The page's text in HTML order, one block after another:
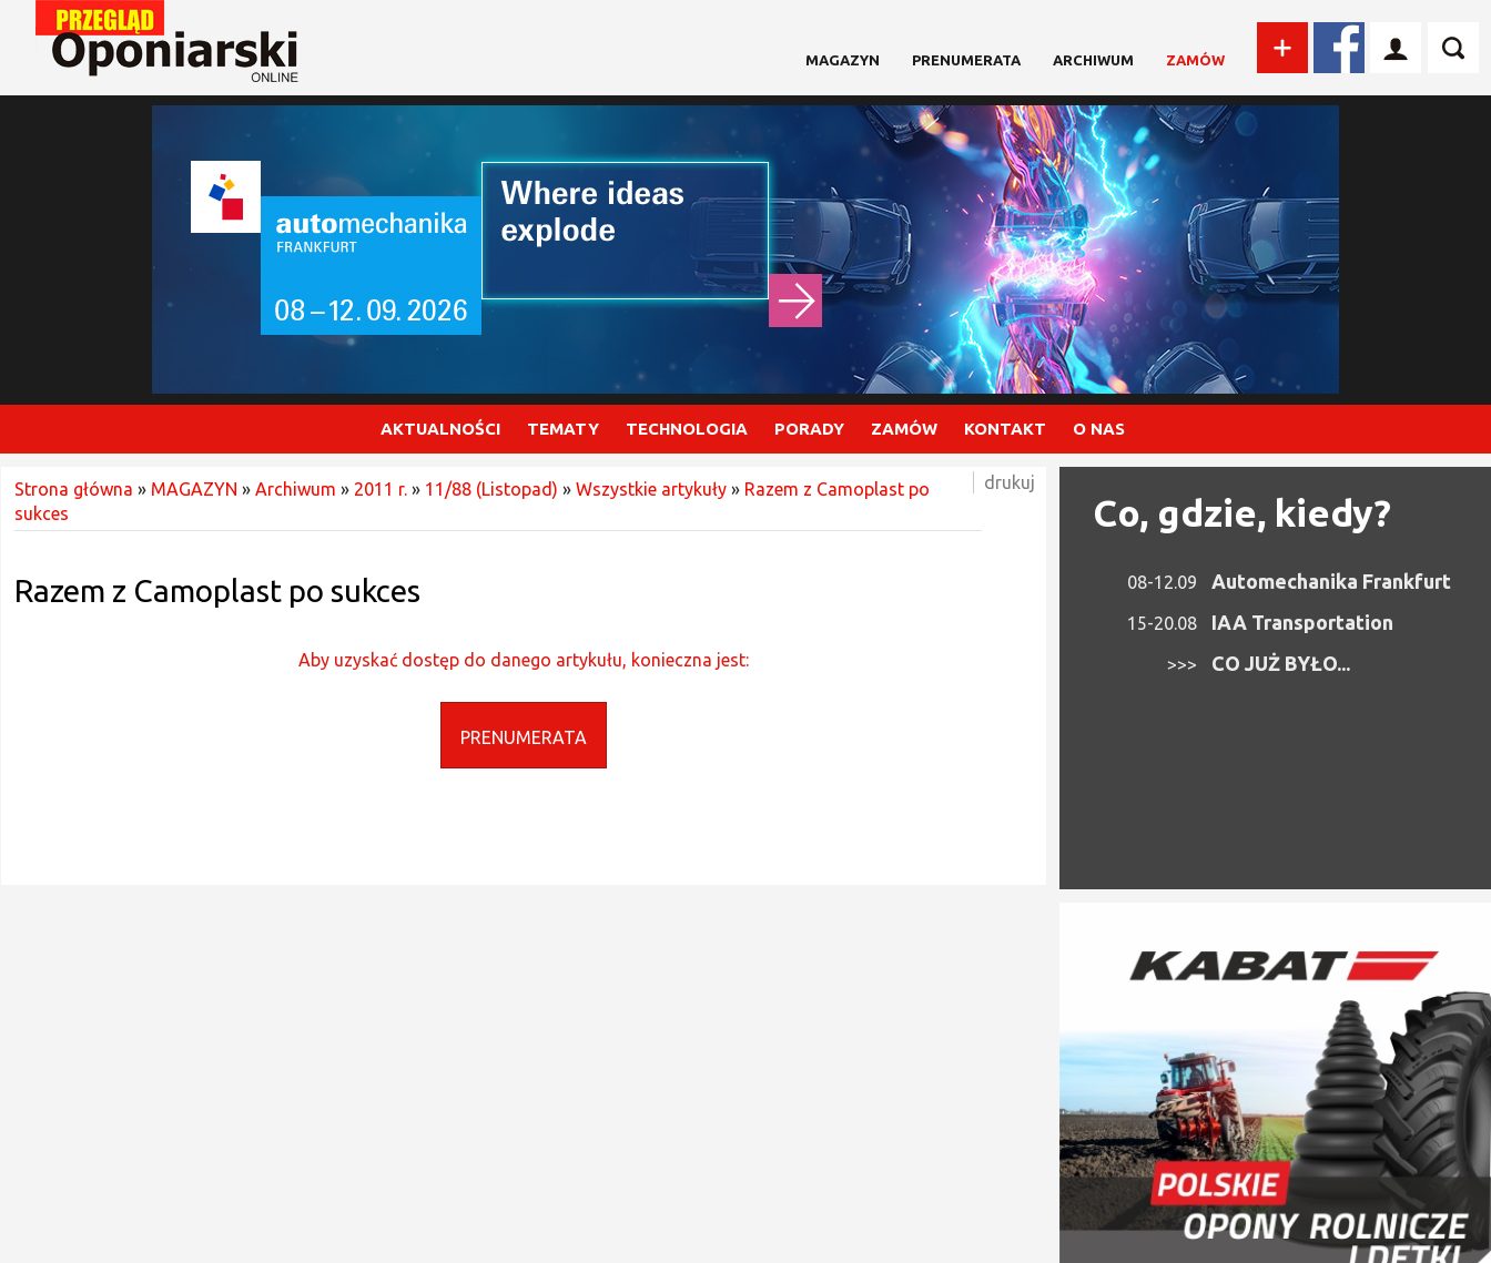
MAGAZYN PRENUMERATA ARCHIWUM ZAMÓW
AKTUALNOŚCI TEMATY TECHNOLOGIA PORADY ZAMÓW KONTAKT O NAS
Strona główna » MAGAZYN » Archiwum » 2011 r. » 11/88 (Listopad) » Wszystkie artykuły » Razem z Camoplast po
sukces
Razem z Camoplast po sukces
Aby uzyskać dostęp do danego artykułu, konieczna jest:
PRENUMERATA
drukuj
Co, gdzie, kiedy?
08-12.09 Automechanika Frankfurt
15-20.08 IAA Transportation
>>> CO JUŻ BYŁO...